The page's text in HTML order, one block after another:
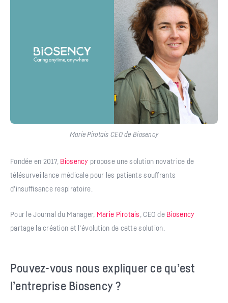
Marie Pirotais CEO de Biosency
Fondée en 2017, Biosency propose une solution novatrice de
télésurveillance médicale pour les patients souffrants
d’insuffisance respiratoire.
Pour le Journal du Manager, Marie Pirotais , CEO de Biosency
partage la création et l’évolution de cette solution.
Pouvez-vous nous expliquer ce qu’est
l’entreprise Biosency ?